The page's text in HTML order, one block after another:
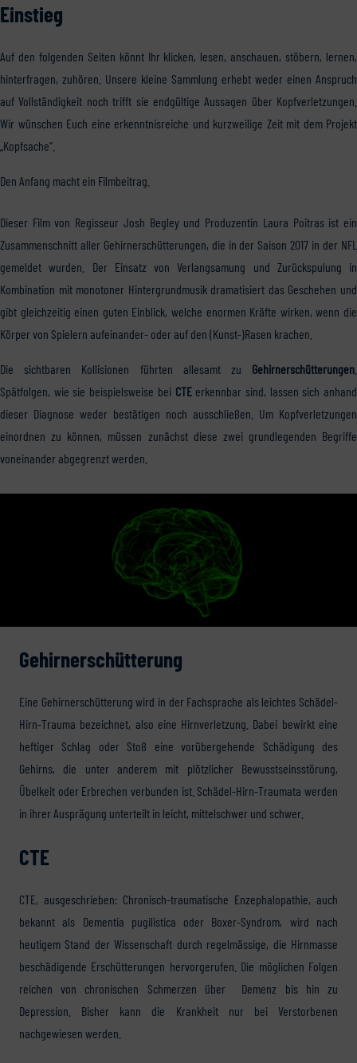
Einstieg
Auf den folgenden Seiten könnt Ihr klicken, lesen, anschauen, stöbern, lernen,
hinterfragen, zuhören. Unsere kleine Sammlung erhebt weder einen Anspruch
auf Vollständigkeit noch trifft sie endgültige Aussagen über Kopfverletzungen.
Wir wünschen Euch eine erkenntnisreiche und kurzweilige Zeit mit dem Projekt
„Kopfsache“.
Den Anfang macht ein Filmbeitrag.
Dieser Film von Regisseur Josh Begley und Produzentin Laura Poitras ist ein
Zusammenschnitt aller Gehirnerschütterungen, die in der Saison 2017 in der NFL
gemeldet wurden. Der Einsatz von Verlangsamung und Zurückspulung in
Kombination mit monotoner Hintergrundmusik dramatisiert das Geschehen und
gibt gleichzeitig einen guten Einblick, welche enormen Kräfte wirken, wenn die
Körper von Spielern aufeinander- oder auf den (Kunst-)Rasen krachen.
Die sichtbaren Kollisionen führten allesamt zu Gehirnerschütterungen
Spätfolgen, wie sie beispielsweise bei CTEerkennbar sind, lassen sich anhand
dieser Diagnose weder bestätigen noch ausschließen. Um Kopfverletzungen
einordnen zu können, müssen zunächst diese zwei grundlegenden Begriffe
voneinander abgegrenzt werden.
Gehirnerschütterung
Eine Gehirnerschütterung wird in der Fachsprache als leichtes Schädel-
Hirn-Trauma bezeichnet, also eine Hirnverletzung. Dabei bewirkt eine
heftiger Schlag oder Stoß eine vorübergehende Schädigung des
Gehirns, die unter anderem mit plötzlicher Bewusstseinsstörung,
Übelkeit oder Erbrechen verbunden ist. Schädel-Hirn-Traumata werden
in ihrer Ausprägung unterteilt in leicht, mittelschwer und schwer.
CTE
CTE, ausgeschrieben: Chronisch-traumatische Enzephalopathie, auch
bekannt als Dementia pugilistica oder Boxer-Syndrom, wird nach
heutigem Stand der Wissenschaft durch regelmässige, die Hirnmasse
beschädigende Erschütterungen hervorgerufen. Die möglichen Folgen
reichen von chronischen Schmerzen über Demenz bis hin zu
Depression. Bisher kann die Krankheit nur bei Verstorbenen
nachgewiesen werden.